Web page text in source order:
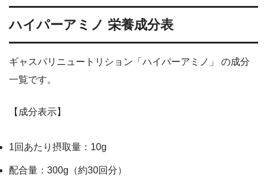
ハイパーアミノ 栄養成分表
ギャスパリニュートリション「ハイパーアミノ」 の成分
一覧です。
【成分表示】
1回あたり摂取量：10g
配合量：300g（約30回分）